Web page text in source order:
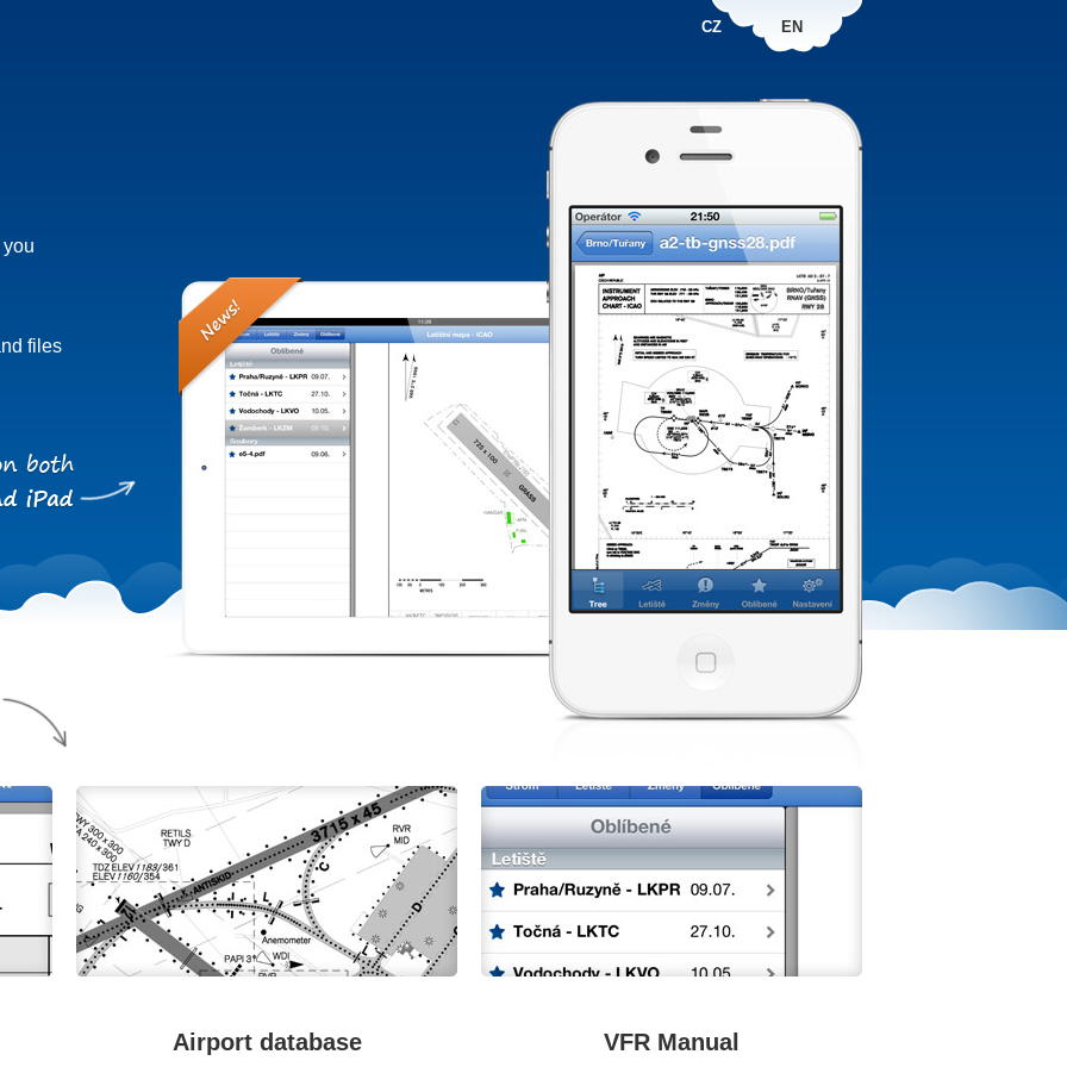
CZ EN
files
Airport database VFR Manual